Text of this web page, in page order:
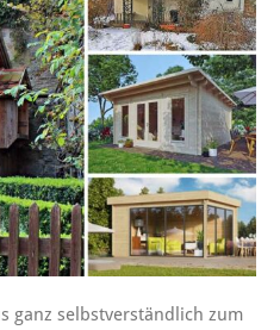
ganz selbstverständlich zum